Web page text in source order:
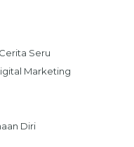
Seru
Marketing
Diri